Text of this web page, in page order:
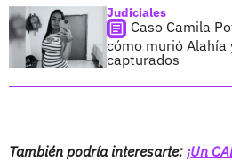
Judiciales
Caso Camila
cómo murió
capturados
También podría interesarte: ¡Un